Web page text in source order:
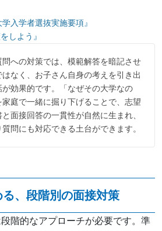
入学者選抜実施要項』
しよう』
問への対策では、模範解答を暗記させ
はなく、お子さん自身の考えを引き出
が効果的です。「なぜその大学なの
家庭で一緒に掘り下げることで、志望
面接回答の一貫性が自然に生まれ、
問にも対応できる土台ができます。
、段階別の面接対策
階的なアプローチが必要です。準